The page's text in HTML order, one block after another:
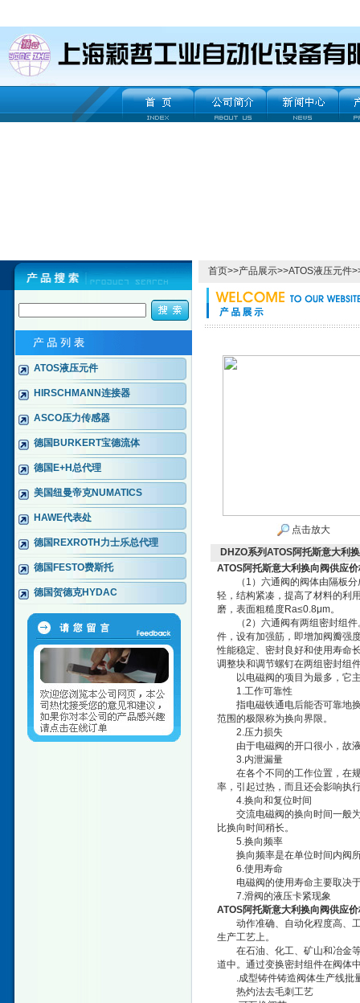
ATOS液压元件
HIRSCHMANN连接器
ASCO压力传感器
德国BURKERT宝德流体
德国E+H总代理
美国纽曼帝克NUMATICS
HAWE代表处
德国REXROTH力士乐总代理
德国FESTO费斯托
德国贺德克HYDAC
首页>>产品展示>>ATOS液压元件
点击放大
DHZO系列ATOS阿托斯意大利
ATOS阿托斯意大利换向阀供应
（1）六通阀的阀体由隔板分
轻，结构紧凑，提高了材料的利
磨，表面粗糙度Ra≤0.8μm。
（2）六通阀有两组密封组件
件，设有加强筋，即增加阀瓣强
性能稳定、密封良好和使用寿命
调整块和调节螺钉在两组密封组
以电磁阀的项目为最多，它主
1.工作可靠性
指电磁铁通电后能否可靠地换
范围的极限称为换向界限。
2.压力损失
由于电磁阀的开口很小，故液
3.内泄漏量
在各个不同的工作位置，在规
率，引起过热，而且还会影响执
4.换向和复位时间
交流电磁阀的换向时间一般为
比换向时间稍长。
5.换向频率
换向频率是在单位时间内阀所
6.使用寿命
电磁阀的使用寿命主要取决于
7.滑阀的液压卡紧现象
ATOS阿托斯意大利换向阀供应
动作准确、自动化程度高、工
生产工艺上。
在石油、化工、矿山和冶金等
道中。通过变换密封组件在阀体
.成型铸件铸造阀体生产线批
热灼法去毛刺工艺